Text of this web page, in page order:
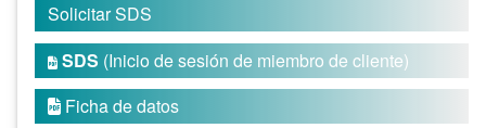
Solicitar SDS
 SDS (Inicio de sesión de miembro de cliente)
 Ficha de datos